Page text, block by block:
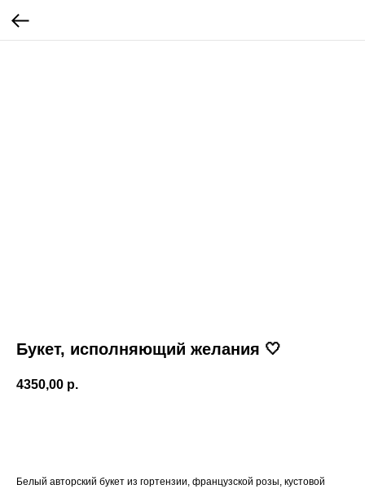
Букет, исполняющий желания 🤍
4350,00 р.
Белый авторский букет из гортензии, французской розы, кустовой